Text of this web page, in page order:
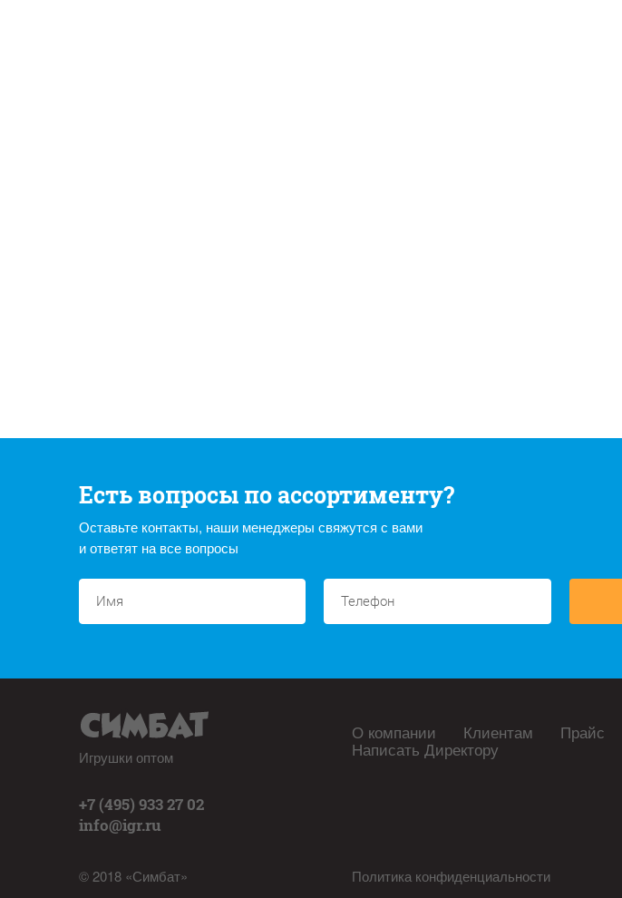
Есть вопросы по ассортименту?
Оставьте контакты, наши менеджеры свяжутся с вами
и ответят на все вопросы
Игрушки оптом
+7 (495) 933 27 02
info@igr.ru
© 2018 «Симбат»
О компании Клиентам Прайс
Написать Директору
Политика конфиденциальности